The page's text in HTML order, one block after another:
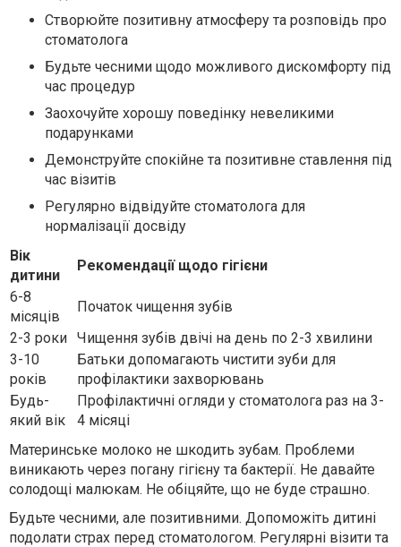
Створюйте позитивну атмосферу та розповідь про
стоматолога
Будьте чесними щодо можливого дискомфорту під
час процедур
Заохочуйте хорошу поведінку невеликими
подарунками
Демонструйте спокійне та позитивне ставлення під
час візитів
Регулярно відвідуйте стоматолога для
нормалізації досвіду
Вік
дитини
Рекомендації щодо гігієни
6-8
місяців
Початок чищення зубів
2-3 роки Чищення зубів двічі на день по 2-3 хвилини
3-10
років
Батьки допомагають чистити зуби для
профілактики захворювань
Будь-
який вік
Профілактичні огляди у стоматолога раз на 3-
4 місяці
Материнське молоко не шкодить зубам. Проблеми
виникають через погану гігієну та бактерії. Не давайте
солодощі малюкам. Не обіцяйте, що не буде страшно.
Будьте чесними, але позитивними. Допоможіть дитині
подолати страх перед стоматологом. Регулярні візити та